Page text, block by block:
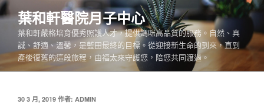
跳
至
內
葉和軒醫院月子中心
葉和軒嚴格培育優秀照護人才，提供媽咪高品質的服務。自然、真
誠、舒適、溫馨，是藍田最終的目標。從迎接新生命的到來，直到
產後復舊的這段旅程，由福太來守護您，陪您共同渡過。
發
30 3 月, 2019 作者: ADMIN